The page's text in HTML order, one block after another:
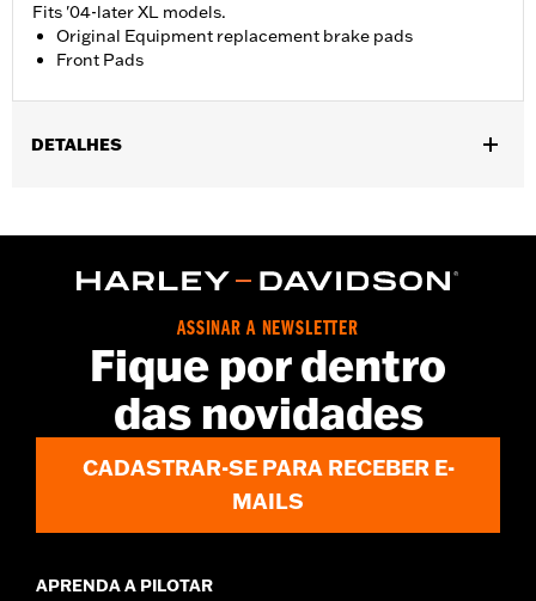
Fits '04-later XL models.
Original Equipment replacement brake pads
Front Pads
DETALHES
Sold In Units:Pair
ASSINAR A NEWSLETTER
Fique por dentro
das novidades
CADASTRAR-SE PARA RECEBER E-
MAILS
APRENDA A PILOTAR